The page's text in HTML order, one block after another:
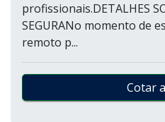
profissionais.DETALHES
SEGURANo momento de
remoto p...
Cotar